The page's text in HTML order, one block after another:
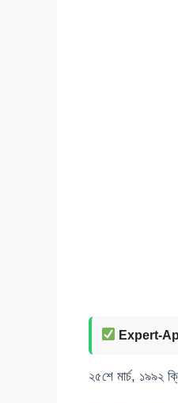
Expert-
২৫শে মার্চ, ১৯৯২